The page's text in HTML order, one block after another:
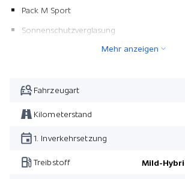
Pack M Sport
Sonnenschutzverglasung
Adaptive LED-Scheinwerfer
Sportlenkung variabel
Pack Innovation II
Mehr anzeigen
Fahrzeugart
Kilometerstand
1. Inverkehrsetzung
Treibstoff Mild-